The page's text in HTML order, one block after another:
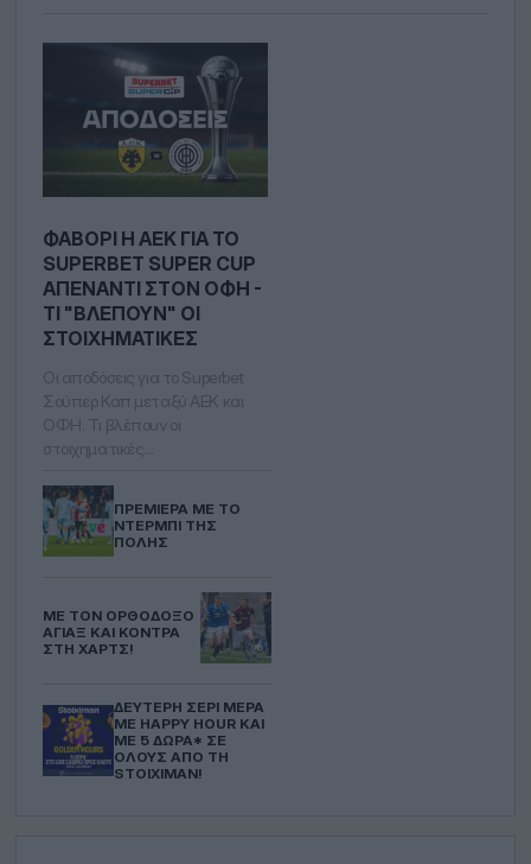
ΦΑΒΟΡΊ Η ΑΕΚ ΓΙΑ ΤΟ
SUPERBET SUPER CUP
ΑΠΈΝΑΝΤΙ ΣΤOΝ ΟΦΗ -
ΤΙ "ΒΛΈΠΟΥΝ" ΟΙ
ΣΤΟΙΧΗΜΑΤΙΚΈΣ
Οι αποδόσεις για το Superbet
Σούπερ Καπ μεταξύ ΑΕΚ και
ΟΦΗ. Τι βλέπουν οι
στοιχηματικές…
ΠΡΕΜΙΈΡΑ ΜΕ ΤΟ
ΝΤΈΡΜΠΙ ΤΗΣ
ΠΌΛΗΣ
ΜΕ ΤΟΝ ΟΡΘΌΔΟΞΟ
ΆΓΙΑΞ ΚΑΙ ΚΌΝΤΡΑ
ΣΤΗ ΧΑΡΤΣ!
ΔΕΎΤΕΡΗ ΣΕΡΊ ΜΈΡΑ
ΜΕ HAPPY HOUR ΚΑΙ
ΜΕ 5 ΔΏΡΑ* ΣΕ
ΌΛΟΥΣ ΑΠΌ ΤΗ
STOIXIMAN!